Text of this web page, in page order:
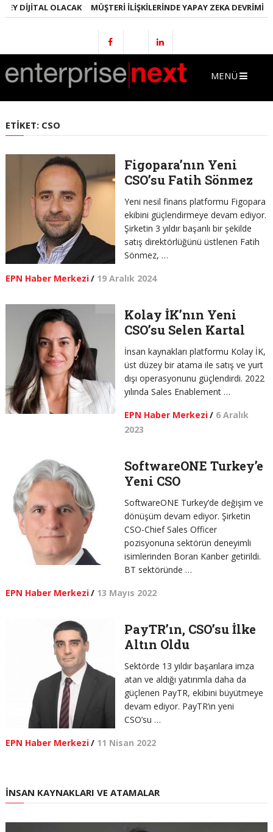
DIJITAL OLACAK MÜŞTERI İLIŞKILERINDE YAPAY ZEKA DEVRIMI
MENÜ
ETIKET: CSO
Figopara’nın Yeni
CSO’su Fatih Sönmez
Yeni nesil finans platformu Figopara
ekibini güçlendirmeye devam ediyor.
Şirketin 3 yıldır başarılı bir şekilde
satış direktörlüğünü üstlenen Fatih
Sönmez, …
EPN Haber Merkezi/ 19 Aralık 2024
Kolay İK’nın Yeni
CSO’su Selen Kartal
İnsan kaynakları platformu Kolay İK,
üst düzey bir atama ile satış ve yurt
dışı operasyonunu güçlendirdi. 2022
yılında Sales Enablement …
EPN Haber Merkezi/ 6 Aralık
2023
SoftwareONE Turkey’e
Yeni CSO
SoftwareONE Turkey’de değişim ve
dönüşüm devam ediyor. Şirketin
CSO-Chief Sales Officer
pozisyonuna sektörün deneyimli
isimlerinden Boran Kanber getirildi.
BT sektöründe …
EPN Haber Merkezi/ 13 Mayıs 2022
PayTR’ın, CSO’su İlke
Altın Oldu
Sektörde 13 yıldır başarılara imza
atan ve aldığı yatırımla daha da
güçlenen PayTR, ekibini büyütmeye
devam ediyor. PayTR’ın yeni
CSO’su …
EPN Haber Merkezi/ 11 Nisan 2022
İNSAN KAYNAKLARI VE ATAMALAR